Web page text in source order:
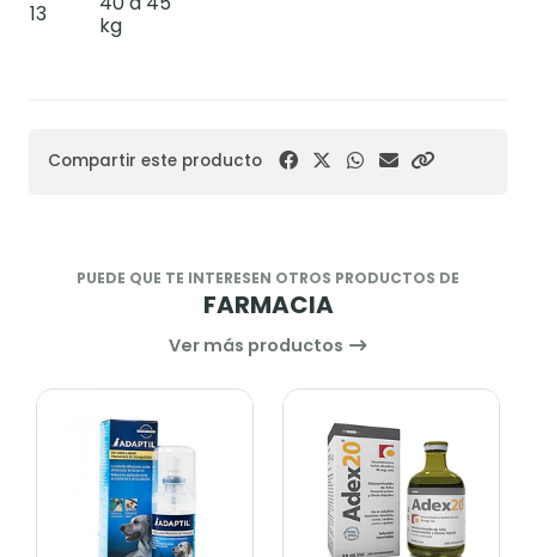
13
kg
Compartir este producto
PUEDE QUE TE INTERESEN OTROS PRODUCTOS DE
FARMACIA
Ver más productos